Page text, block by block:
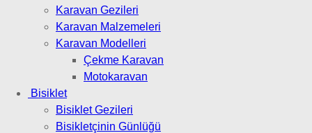
Karavan Gezileri
Karavan Malzemeleri
Karavan Modelleri
Çekme Karavan
Motokaravan
Bisiklet
Bisiklet Gezileri
Bisikletçinin Günlüğü